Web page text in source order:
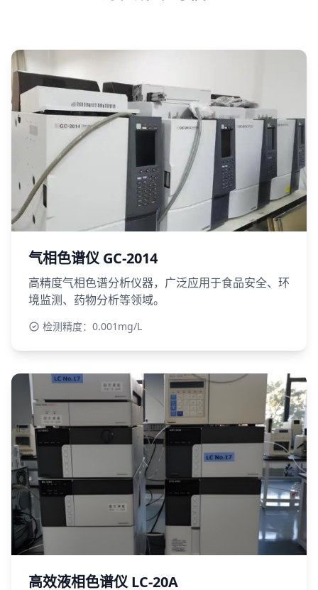
气相色谱仪 GC-2014
高精度气相色谱分析仪器，广泛应用于食品安全、环
境监测、药物分析等领域。
检测精度：0.001mg/L
高效液相色谱仪 LC-20A